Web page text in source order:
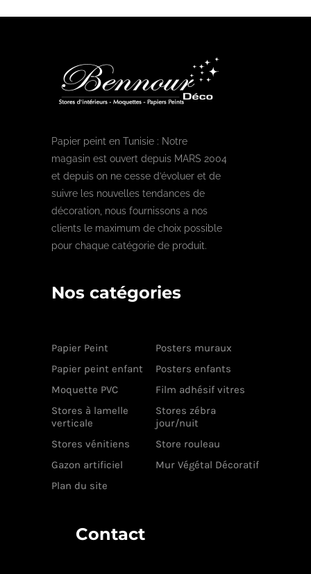
Papier peint en Tunisie : Notre
magasin est ouvert depuis MARS 2004
et depuis on ne cesse d’évoluer et de
suivre les nouvelles tendances de
décoration, nous fournissons a nos
clients le maximum de choix possible
pour chaque catégorie de produit.
Nos catégories
Papier Peint
Posters muraux
Papier peint enfant
Posters enfants
Moquette PVC
Film adhésif vitres
Stores à lamelle
verticale
Stores zébra
jour/nuit
Stores vénitiens
Store rouleau
Gazon artificiel
Mur Végétal Décoratif
Plan du site
Contact